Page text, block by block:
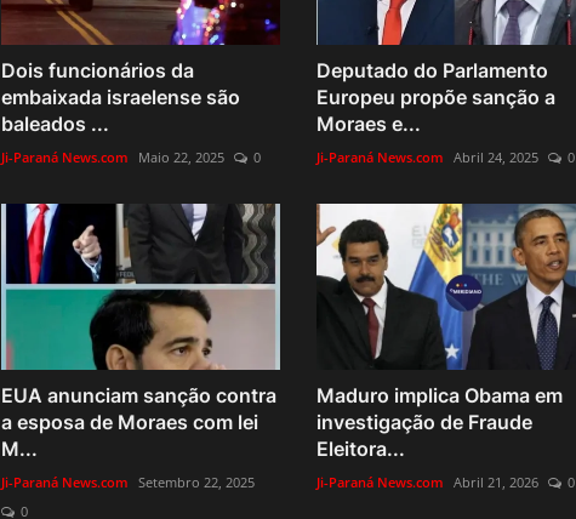
Dois funcionários da
embaixada israelense são
baleados ...
Ji-Paraná News.com Maio 22, 2025 0
Deputado do Parlamento
Europeu propõe sanção a
Moraes e...
Ji-Paraná News.com Abril 24, 2025 0
EUA anunciam sanção contra
a esposa de Moraes com lei
M...
Ji-Paraná News.com Setembro 22, 2025
0
Maduro implica Obama em
investigação de Fraude
Eleitora...
Ji-Paraná News.com Abril 21, 2026 0